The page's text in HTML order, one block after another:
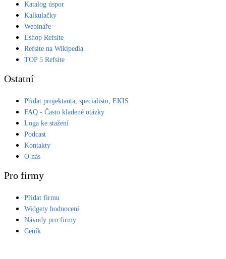
Katalog úspor
Kalkulačky
Webináře
Eshop Refsite
Refsite na Wikipedia
TOP 5 Refsite
Ostatní
Přidat projektanta, specialistu, EKIS
FAQ - Často kladené otázky
Loga ke stažení
Podcast
Kontakty
O nás
Pro firmy
Přidat firmu
Widgety hodnocení
Návody pro firmy
Ceník